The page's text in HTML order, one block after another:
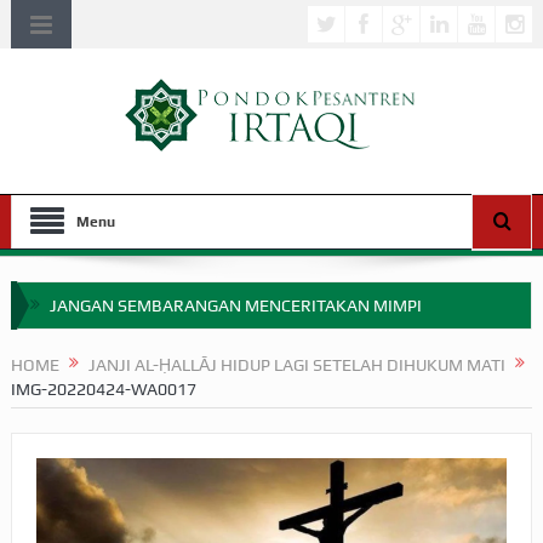
Menu
JANGAN SEMBARANGAN MENCERITAKAN MIMPI
MIMPI YANG DIABAIKAN MENJELANG PERANG BADAR
SEBELUM TIBA SAAT WAJIB?
HAKIKAT NIKMAT DI DUNIA!
HOME
JANJI AL-ḤALLĀJ HIDUP LAGI SETELAH DIHUKUM MATI
IMG-20220424-WA0017